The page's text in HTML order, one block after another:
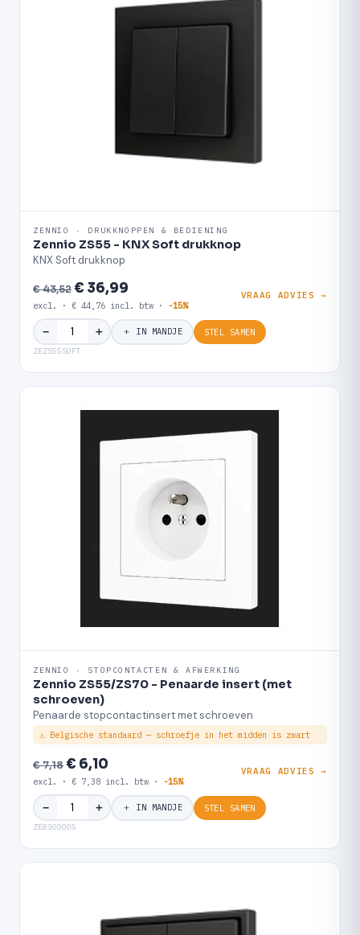
ZENNIO · DRUKKNOPPEN & BEDIENING
Zennio ZS55 - KNX Soft drukknop
KNX Soft drukknop
€ 43,52€ 36,99
excl. · € 44,76 incl. btw · -15%
VRAAG ADVIES →
− ＋ ＋ IN MANDJE STEL SAMEN
ZEZS55SOFT
ZENNIO · STOPCONTACTEN & AFWERKING
Zennio ZS55/ZS70 - Penaarde insert (met
schroeven)
Penaarde stopcontactinsert met schroeven
⚠ Belgische standaard — schroefje in het midden is zwart
€ 7,18€ 6,10
excl. · € 7,38 incl. btw · -15%
VRAAG ADVIES →
− ＋ ＋ IN MANDJE STEL SAMEN
ZE8300005